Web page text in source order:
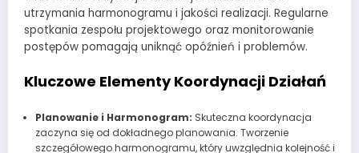
utrzymania harmonogramu i jakości realizacji. Regularne
spotkania zespołu projektowego oraz monitorowanie
postępów pomagają uniknąć opóźnień i problemów.
Kluczowe Elementy Koordynacji Działań
Planowanie i Harmonogram: Skuteczna koordynacja
zaczyna się od dokładnego planowania. Tworzenie
szczegółowego harmonogramu, który uwzględnia kolejność i